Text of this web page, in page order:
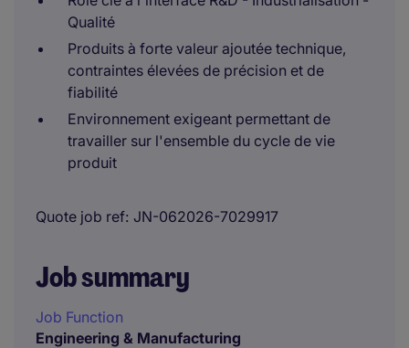
Qualité
Produits à forte valeur ajoutée technique,
contraintes élevées de précision et de
fiabilité
Environnement exigeant permettant de
travailler sur l'ensemble du cycle de vie
produit
Quote job ref JN-062026-7029917
Job summary
Job Function
Engineering & Manufacturing